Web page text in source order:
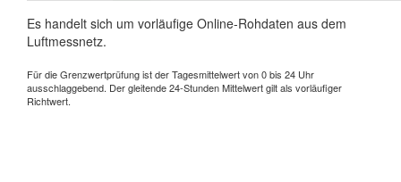
Es handelt sich um vorläufige Online-Rohdaten aus dem
Luftmessnetz.
Für die Grenzwertprüfung ist der Tagesmittelwert von 0 bis 24 Uhr
ausschlaggebend. Der gleitende 24-Stunden Mittelwert gilt als vorläufiger
Richtwert.